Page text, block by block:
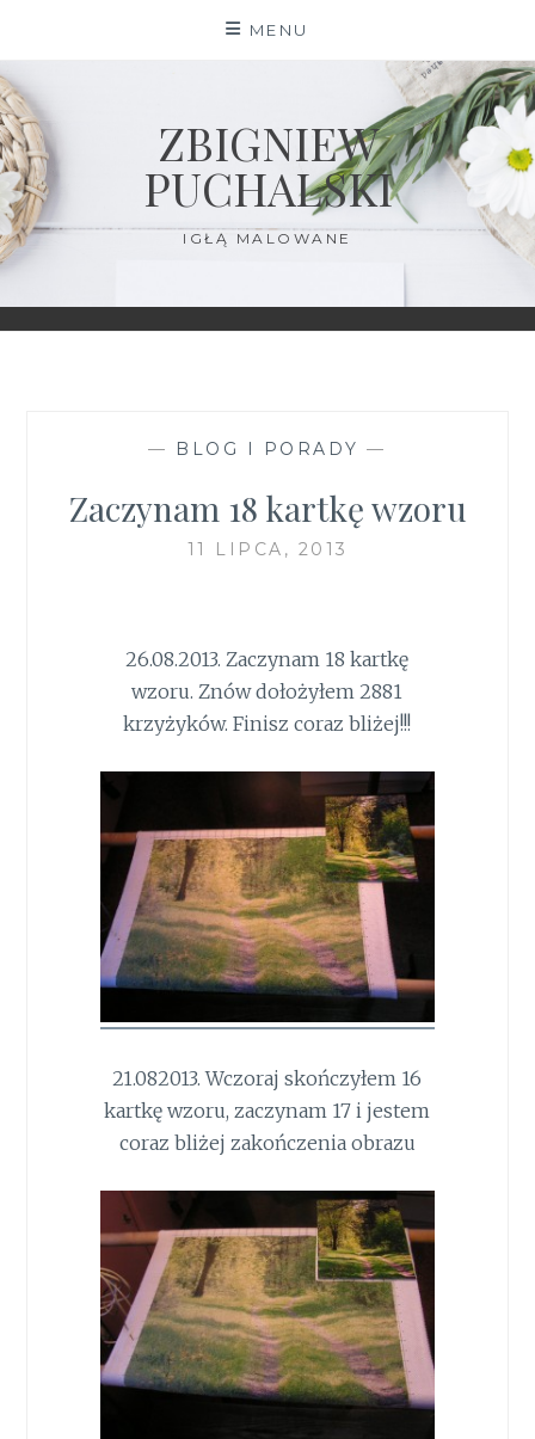
content
MENU
ZBIGNIEW
PUCHALSKI
IGŁĄ MALOWANE
— BLOG I PORADY —
Zaczynam 18 kartkę wzoru
11 LIPCA, 2013
26.08.2013. Zaczynam 18 kartkę
wzoru. Znów dołożyłem 2881
krzyżyków. Finisz coraz bliżej!!!
21.082013. Wczoraj skończyłem 16
kartkę wzoru, zaczynam 17 i jestem
coraz bliżej zakończenia obrazu